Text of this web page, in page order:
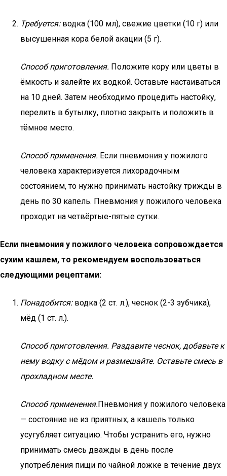
Требуется:водка (100 мл), свежие цветки (10 г) или
высушенная кора белой акации (5 г).
Способ приготовления. Положите кору или цветы в
ёмкость и залейте их водкой. Оставьте настаиваться
на 10 дней. Затем необходимо процедить настойку,
перелить в бутылку, плотно закрыть и положить в
тёмное место.
Способ применения. Если пневмония у пожилого
человека характеризуется лихорадочным
состоянием, то нужно принимать настойку трижды в
день по 30 капель. Пневмония у пожилого человека
проходит на четвёртые-пятые сутки.
Если пневмония у пожилого человека сопровождается
сухим кашлем, то рекомендуем воспользоваться
следующими рецептами:
Понадобится:водка (2 ст. л.), чеснок (2-3 зубчика),
мёд (1 ст. л.).
Способ приготовления. Раздавите чеснок, добавьте к
нему водку с мёдом и размешайте. Оставьте смесь в
прохладном месте.
Способ применения.Пневмония у пожилого человека
— состояние не из приятных, а кашель только
усугубляет ситуацию. Чтобы устранить его, нужно
принимать смесь дважды в день после
употребления пищи по чайной ложке в течение двух